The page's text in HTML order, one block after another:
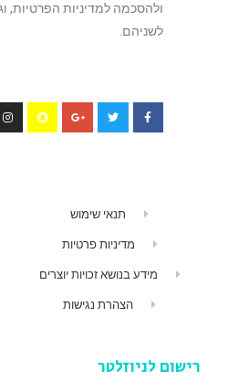
ולהסכמה למדיניות הפרטיות,
לשניהם.
תנאי שימוש
מדיניות פרטיות
מידע בנושא זכויות יוצרים
הצהרת נגישות
רישום לניוזלטר